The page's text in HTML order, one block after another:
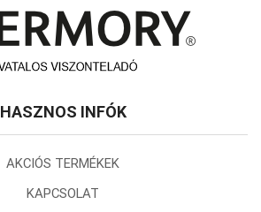
HASZNOS INFÓK
AKCIÓS TERMÉKEK
KAPCSOLAT